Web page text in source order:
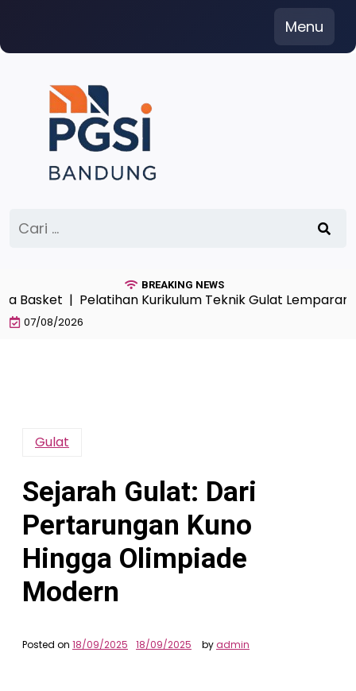
content
Menu
untuk:
BREAKING NEWS
|Pelatihan Kurikulum Teknik Gulat Lemparan
07/08/2026
Gulat
Sejarah Gulat: Dari
Pertarungan Kuno
Hingga Olimpiade
Modern
Posted on 18/09/2025 18/09/2025 byadmin